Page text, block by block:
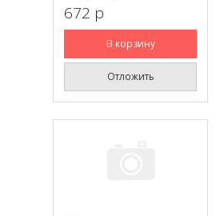
672 p
В корзину
Отложить